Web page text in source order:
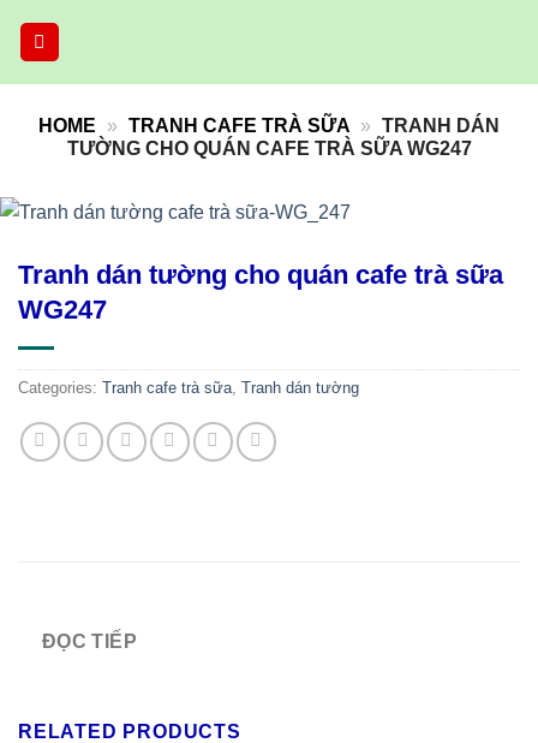
HOME » TRANH CAFE TRÀ SỮA » TRANH DÁN
TƯỜNG CHO QUÁN CAFE TRÀ SỮA WG247
Tranh dán tường cho quán cafe trà sữa
WG247
Categories: Tranh cafe trà sữa, Tranh dán tường
ĐỌC TIẾP
RELATED PRODUCTS